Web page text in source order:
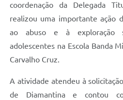
coordenação da Delegada
realizou uma importante ação
ao abuso e à exploração
adolescentes na Escola Banda
Carvalho Cruz.
A atividade atendeu à
de Diamantina e contou